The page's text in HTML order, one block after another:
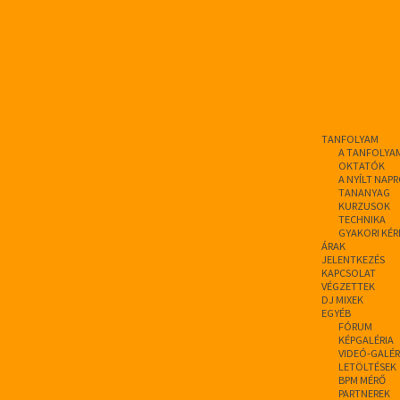
TANFOLYAM
A
OKTATÓK
A NYÍLT
TANANYAG
KURZUSOK
TECHNIKA
GYAKORI
ÁRAK
JELENTKEZÉS
KAPCSOLAT
VÉGZETTEK
DJ MIXEK
EGYÉB
FÓRUM
KÉPGALÉRIA
VIDEÓ-
LETÖLTÉSEK
BPM MÉRŐ
PARTNEREK